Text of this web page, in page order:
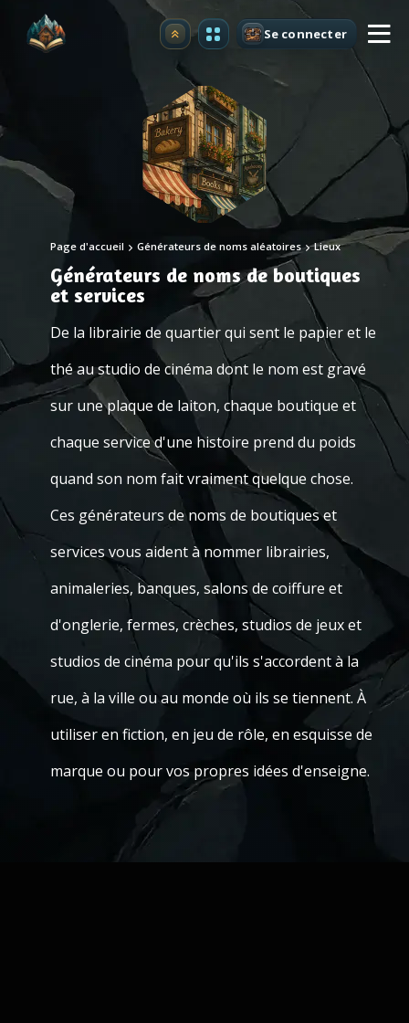
Premium Se connecter
Page d'accueil Générateurs de noms aléatoires Lieux
Générateurs de noms de boutiques
et services
De la librairie de quartier qui sent le papier et le
thé au studio de cinéma dont le nom est gravé
sur une plaque de laiton, chaque boutique et
chaque service d'une histoire prend du poids
quand son nom fait vraiment quelque chose.
Ces générateurs de noms de boutiques et
services vous aident à nommer librairies,
animaleries, banques, salons de coiffure et
d'onglerie, fermes, crèches, studios de jeux et
studios de cinéma pour qu'ils s'accordent à la
rue, à la ville ou au monde où ils se tiennent. À
utiliser en fiction, en jeu de rôle, en esquisse de
marque ou pour vos propres idées d'enseigne.